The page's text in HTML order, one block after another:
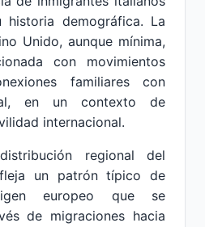
historia demográfica. La
Unido, aunque mínima,
con movimientos
familiares con
en un contexto de
internacional.
regional del
un patrón típico de
europeo que se
de migraciones hacia